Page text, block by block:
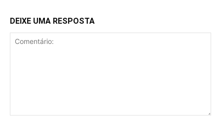
DEIXE UMA RESPOSTA